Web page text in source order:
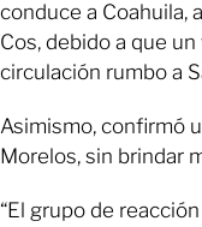
conduce a Coahuila,
Cos, debido a que
circulación rumbo a
Asimismo, confirmó
Morelos, sin brindar
“El grupo de